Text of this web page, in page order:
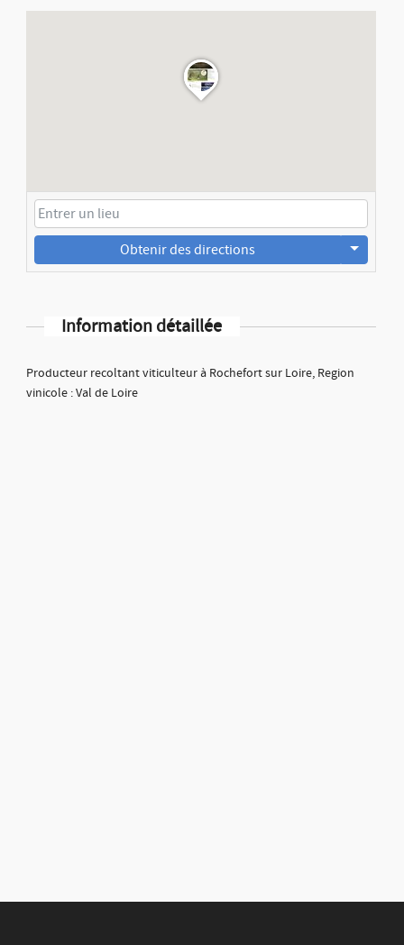
Obtenir des directions
Information détaillée
Producteur recoltant viticulteur à Rochefort sur Loire, Region
vinicole : Val de Loire